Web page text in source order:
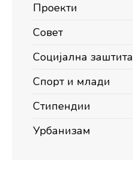
Проекти
Совет
Социјална заштита
Спорт и млади
Стипендии
Урбанизам